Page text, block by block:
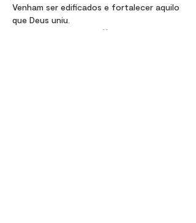
Venham ser edificados e fortalecer aquilo
que Deus uniu.
Esperamos por vocês 🤍